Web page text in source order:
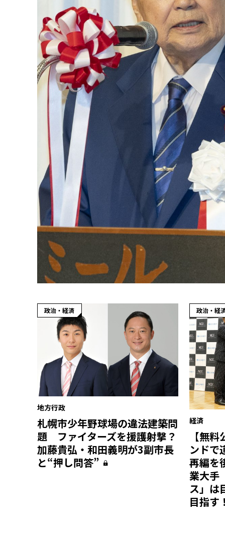
政治・経済
地方行政
札幌市少年野球場の違法建築問
題 ファイターズを援護射撃？
加藤貴弘・和田義明が3副市長
と“押し問答”
政治・経
経済
【無
ンドで
再編を
業大手
ス」は
目指す